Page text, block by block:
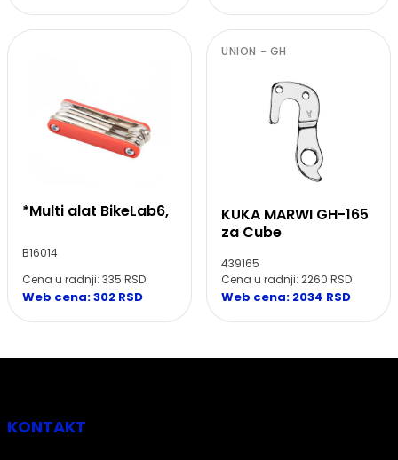
*Multi alat BikeLab6,
B16014
Cena u radnji: 335 RSD
Web cena: 302 RSD
UNION - GH
KUKA MARWI GH-165
za Cube
439165
Cena u radnji: 2260 RSD
Web cena: 2034 RSD
KONTAKT